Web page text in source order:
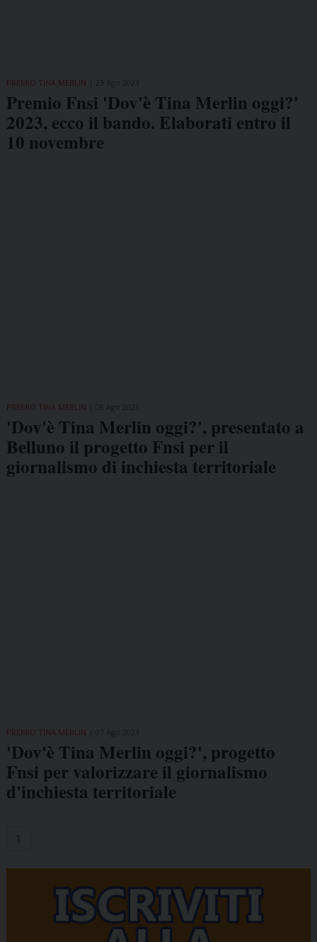
PREMIO TINA MERLIN
Premio Fnsi 'Dov'è Tina Merlin oggi?'
2023, ecco il bando. Elaborati entro il
10 novembre
PREMIO TINA MERLIN
'Dov'è Tina Merlin oggi?', presentato a
Belluno il progetto Fnsi per il
giornalismo di inchiesta territoriale
PREMIO TINA MERLIN
'Dov'è Tina Merlin oggi?', progetto
Fnsi per valorizzare il giornalismo
d'inchiesta territoriale
1